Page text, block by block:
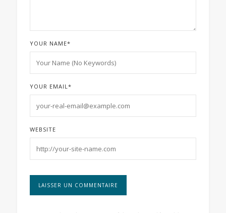
YOUR NAME*
YOUR EMAIL*
WEBSITE